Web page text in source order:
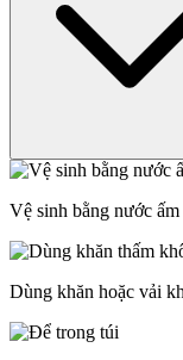
Vệ sinh bằng nước
Dùng khăn hoặc vải